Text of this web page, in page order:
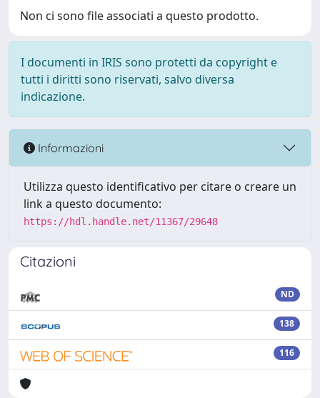
Non ci sono file associati a questo prodotto.
I documenti in IRIS sono protetti da copyright e
tutti i diritti sono riservati, salvo diversa
indicazione.
Informazioni
Utilizza questo identificativo per citare o creare un
link a questo documento:
https://hdl.handle.net/11367/29648
Citazioni
ND
138
116